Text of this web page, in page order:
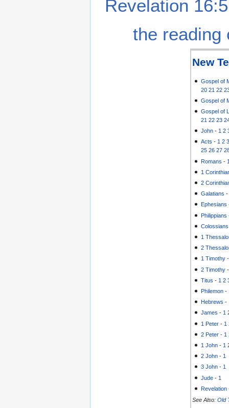
Revelation
the reading
New
Gospel of
20 21 22
Gospel of
Gospel of
21 22 23
John - 1 2
Acts - 1 2
25 26 27
Romans -
1
2
Galatians
Ephesians
Philippians
Colossians
1
2
1 Timothy
2 Timothy
Titus - 1 2
Philemon -
Hebrews -
James -1
1 Peter - 1
2 Peter - 1
1 John - 1
2 John - 1
3 John -1
Jude - 1
Revelation
See Also: Old